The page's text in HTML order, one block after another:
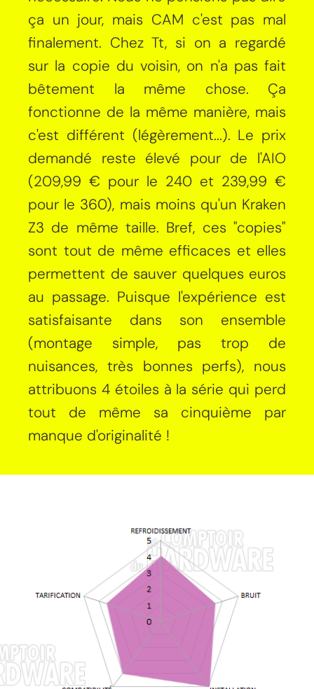
ça un jour, mais CAM c'est pas mal
finalement. Chez Tt, si on a regardé
sur la copie du voisin, on n'a pas fait
bêtement la même chose. Ça
fonctionne de la même manière, mais
c'est différent (légèrement...). Le prix
demandé reste élevé pour de l'AIO
(209,99 € pour le 240 et 239,99 €
pour le 360), mais moins qu'un Kraken
Z3 de même taille. Bref, ces "copies"
sont tout de même efficaces et elles
permettent de sauver quelques euros
au passage. Puisque l'expérience est
satisfaisante dans son ensemble
(montage simple, pas trop de
nuisances, très bonnes perfs), nous
attribuons 4 étoiles à la série qui perd
tout de même sa cinquième par
manque d'originalité !